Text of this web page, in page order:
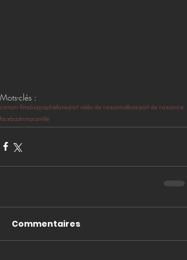
Mots-clés :
camani filmsbiographiefaire-part vidéo de naissancefaire-part de naissance
facebookninocamille
Commentaires